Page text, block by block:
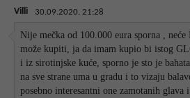
Villi 30.09.2020. 21:28
Nije mečka od 100.000 eura sporna ,
može kupiti, ja da imam kupio bi istog
i iz sirotinjske kuće, sporno je sto je
na sve strane uma u gradu i to vizaju
posebno interesantni one zamotanih glava